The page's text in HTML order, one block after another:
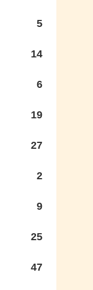
5
14
6
19
27
2
9
25
47